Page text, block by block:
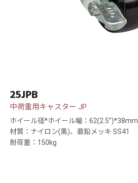
25JPB
中荷重用キャスター JP
ホイール径*ホイール幅：62(2.5”)*38mm
材質：ナイロン(黒)、亜鉛メッキ SS41
耐荷重：150kg